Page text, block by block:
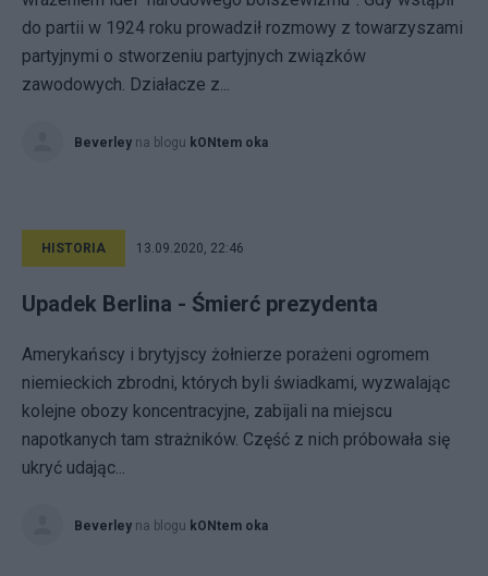
do partii w 1924 roku prowadził rozmowy z towarzyszami
partyjnymi o stworzeniu partyjnych związków
zawodowych. Działacze z...
Beverley na blogu kONtem oka
HISTORIA 13.09.2020, 22:46
Upadek Berlina - Śmierć prezydenta
Amerykańscy i brytyjscy żołnierze porażeni ogromem
niemieckich zbrodni, których byli świadkami, wyzwalając
kolejne obozy koncentracyjne, zabijali na miejscu
napotkanych tam strażników. Część z nich próbowała się
ukryć udając...
Beverley na blogu kONtem oka